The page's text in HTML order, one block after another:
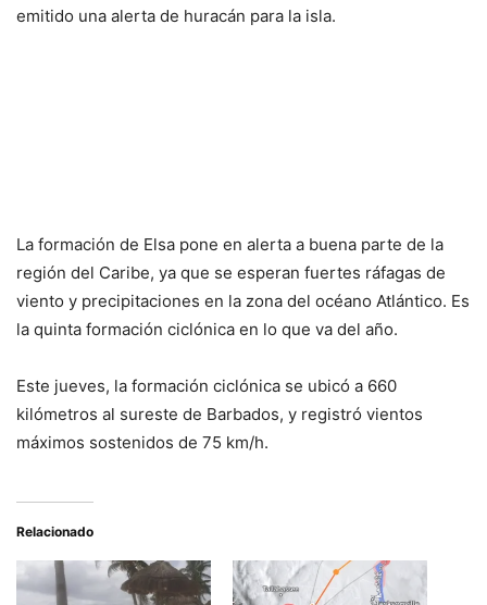
emitido una alerta de huracán para la isla.
La formación de Elsa pone en alerta a buena parte de la
región del Caribe, ya que se esperan fuertes ráfagas de
viento y precipitaciones en la zona del océano Atlántico. Es
la quinta formación ciclónica en lo que va del año.
Este jueves, la formación ciclónica se ubicó a 660
kilómetros al sureste de Barbados, y registró vientos
máximos sostenidos de 75 km/h.
Relacionado